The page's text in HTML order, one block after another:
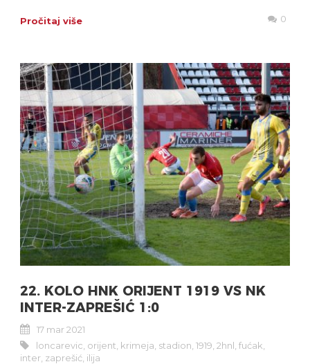
Pročitaj više 0
22. KOLO HNK ORIJENT 1919 VS NK
INTER-ZAPREŠIĆ 1:0
17 mar 2021
loncarevic orijent krimeja stadion 1919 2hnl fućak
inter zaprešić ilija